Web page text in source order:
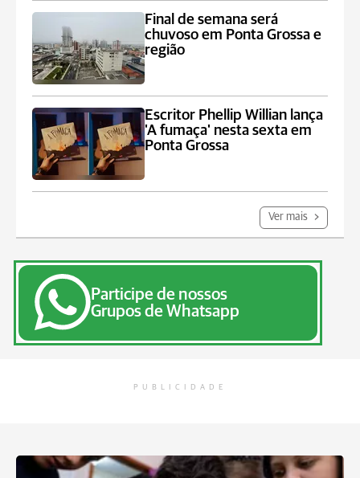
Final de semana será
chuvoso em Ponta Grossa e
região
Escritor Phellip Willian lança
'A fumaça' nesta sexta em
Ponta Grossa
Ver mais
Participe de nossos
Grupos de Whatsapp
PUBLICIDADE